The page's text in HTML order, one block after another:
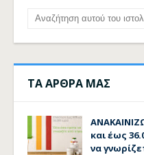
ΤΑ ΑΡΘΡΑ ΜΑΣ
και έως
να